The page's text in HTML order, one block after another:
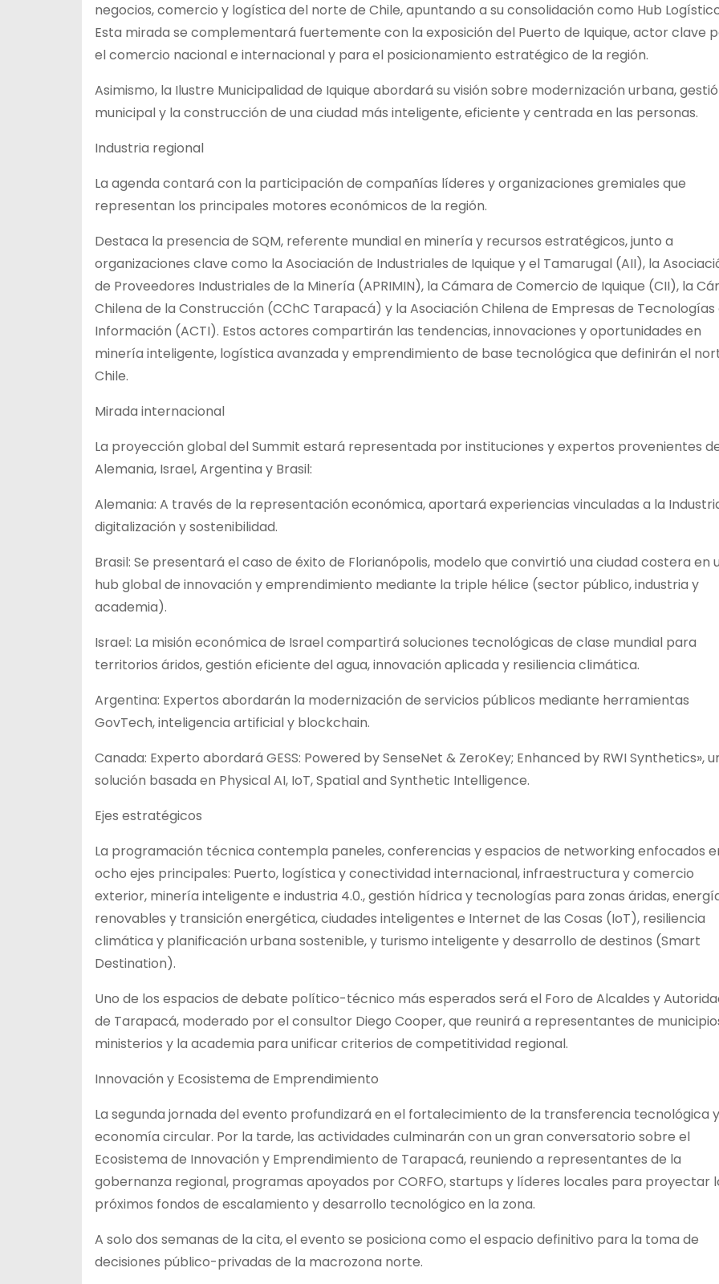
negocios, comercio y logística del norte de Chile, apuntando a su consolidación como Hub
Esta mirada se complementará fuertemente con la exposición del Puerto de Iquique, actor clave
el comercio nacional e internacional y para el posicionamiento estratégico de la región.
Asimismo, la Ilustre Municipalidad de Iquique abordará su visión sobre modernización urbana,
municipal y la construcción de una ciudad más inteligente, eficiente y centrada en las personas.
Industria regional
La agenda contará con la participación de compañías líderes y organizaciones gremiales que
representan los principales motores económicos de la región.
Destaca la presencia de SQM, referente mundial en minería y recursos estratégicos, junto a
organizaciones clave como la Asociación de Industriales de Iquique y el Tamarugal (AII), la
de Proveedores Industriales de la Minería (APRIMIN), la Cámara de Comercio de Iquique (CII), la
Chilena de la Construcción (CChC Tarapacá) y la Asociación Chilena de Empresas de Tecnologías
Información (ACTI). Estos actores compartirán las tendencias, innovaciones y oportunidades en
minería inteligente, logística avanzada y emprendimiento de base tecnológica que definirán el
Chile.
Mirada internacional
La proyección global del Summit estará representada por instituciones y expertos provenientes
Alemania, Israel, Argentina y Brasil:
Alemania: A través de la representación económica, aportará experiencias vinculadas a la
digitalización y sostenibilidad.
Brasil: Se presentará el caso de éxito de Florianópolis, modelo que convirtió una ciudad costera en
hub global de innovación y emprendimiento mediante la triple hélice (sector público, industria y
academia).
Israel: La misión económica de Israel compartirá soluciones tecnológicas de clase mundial para
territorios áridos, gestión eficiente del agua, innovación aplicada y resiliencia climática.
Argentina: Expertos abordarán la modernización de servicios públicos mediante herramientas
GovTech, inteligencia artificial y blockchain.
Canada: Experto abordará GESS: Powered by SenseNet & ZeroKey; Enhanced by RWI Synthetics»,
solución basada en Physical AI, IoT, Spatial and Synthetic Intelligence.
Ejes estratégicos
La programación técnica contempla paneles, conferencias y espacios de networking enfocados
ocho ejes principales: Puerto, logística y conectividad internacional, infraestructura y comercio
exterior, minería inteligente e industria 4.0., gestión hídrica y tecnologías para zonas áridas,
renovables y transición energética, ciudades inteligentes e Internet de las Cosas (IoT), resiliencia
climática y planificación urbana sostenible, y turismo inteligente y desarrollo de destinos (Smart
Destination).
Uno de los espacios de debate político-técnico más esperados será el Foro de Alcaldes y
de Tarapacá, moderado por el consultor Diego Cooper, que reunirá a representantes de
ministerios y la academia para unificar criterios de competitividad regional.
Innovación y Ecosistema de Emprendimiento
La segunda jornada del evento profundizará en el fortalecimiento de la transferencia tecnológica
economía circular. Por la tarde, las actividades culminarán con un gran conversatorio sobre el
Ecosistema de Innovación y Emprendimiento de Tarapacá, reuniendo a representantes de la
gobernanza regional, programas apoyados por CORFO, startups y líderes locales para proyectar
próximos fondos de escalamiento y desarrollo tecnológico en la zona.
A solo dos semanas de la cita, el evento se posiciona como el espacio definitivo para la toma de
decisiones público-privadas de la macrozona norte.